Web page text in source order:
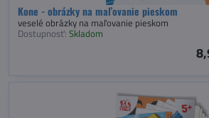
Kone - obrázky na maľovanie pieskom
veselé obrázky na maľovanie pieskom
Dostupnosť: Skladom